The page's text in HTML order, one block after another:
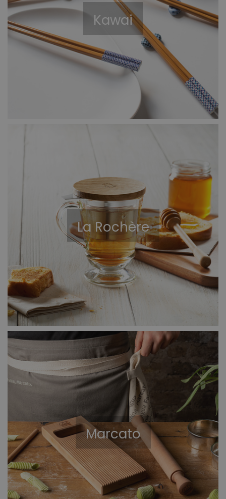
Kawai
La Rochère
Marcato